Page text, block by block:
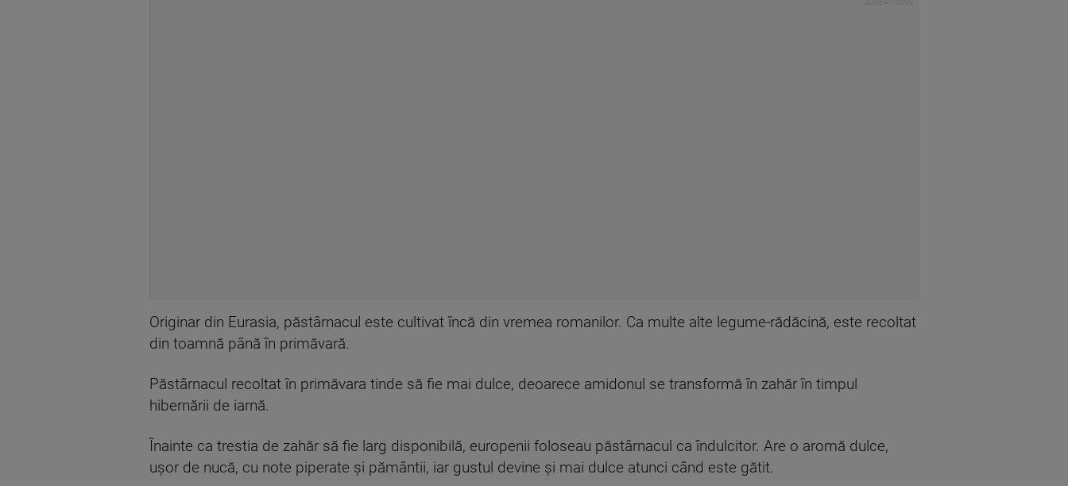
Originar din Eurasia, păstârnacul este cultivat încă din vremea romanilor. Ca multe alte legume-rădăcină, este recoltat
din toamnă până în primăvară.
Păstârnacul recoltat în primăvara tinde să fie mai dulce, deoarece amidonul se transformă în zahăr în timpul
hibernării de iarnă.
Înainte ca trestia de zahăr să fie larg disponibilă, europenii foloseau păstârnacul ca îndulcitor. Are o aromă dulce,
ușor de nucă, cu note piperate și pământii, iar gustul devine și mai dulce atunci când este gătit.